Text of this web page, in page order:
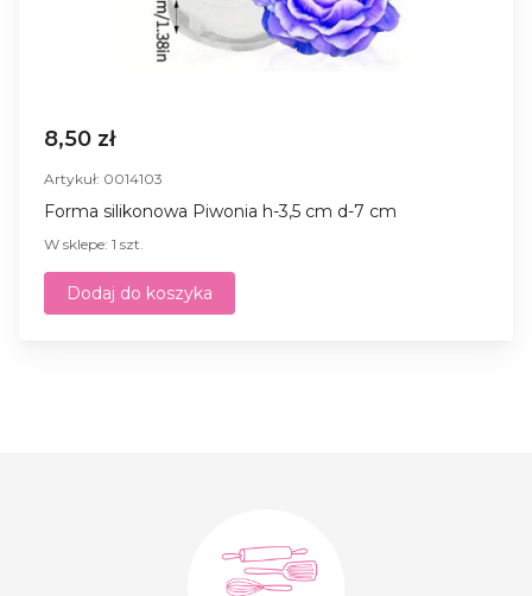
8,50 zł
Artykuł: 0014103
Forma silikonowa Piwonia h-3,5 cm d-7 cm
W sklepe: 1 szt.
Dodaj do koszyka